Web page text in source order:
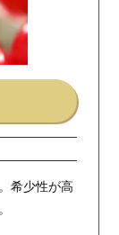
希少性が高